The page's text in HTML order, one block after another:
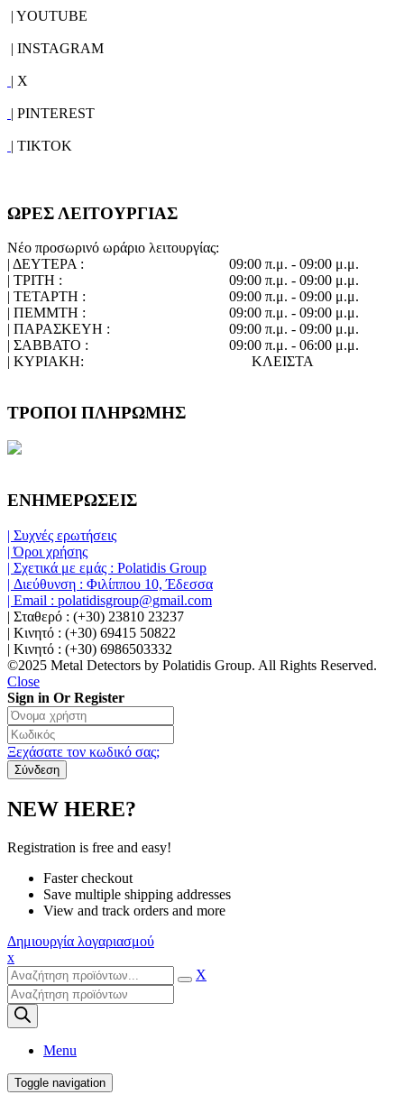
| YOUTUBE
| INSTAGRAM
| X
| PINTEREST
| TIKTOK
ΩΡΕΣ ΛΕΙΤΟΥΡΓΙΑΣ
Νέο προσωρινό ωράριο λειτουργίας:
| ΔΕΥΤΕΡΑ :
09:00 π.μ. - 09:00 μ.μ.
| ΤΡΙΤΗ :
09:00 π.μ. - 09:00 μ.μ.
| ΤΕΤΑΡΤΗ :
09:00 π.μ. - 09:00 μ.μ.
| ΠΕΜΜΤΗ :
09:00 π.μ. - 09:00 μ.μ.
| ΠΑΡΑΣΚΕΥΗ :
09:00 π.μ. - 09:00 μ.μ.
| ΣΑΒΒΑΤΟ :
09:00 π.μ. - 06:00 μ.μ.
| ΚΥΡΙΑΚΗ:
ΚΛΕΙΣΤΑ
ΤΡΟΠΟΙ ΠΛΗΡΩΜΗΣ
ΕΝΗΜΕΡΩΣΕΙΣ
| Συχνές ερωτήσεις
| Όροι χρήσης
| Σχετικά με εμάς : Polatidis Group
| Διεύθυνση : Φιλίππου 10, Έδεσσα
| Email : polatidisgroup@gmail.com
| Σταθερό : (+30) 23810 23237
| Κινητό : (+30) 69415 50822
| Κινητό : (+30) 6986503332
©2025 Metal Detectors by Polatidis Group. All Rights Reserved.
Close
Sign in Or Register
Ξεχάσατε τον κωδικό σας;
NEW HERE?
Registration is free and easy!
Faster checkout
Save multiple shipping addresses
View and track orders and more
Δημιουργία λογαριασμού
x
X
Products
search
Menu
Toggle navigation